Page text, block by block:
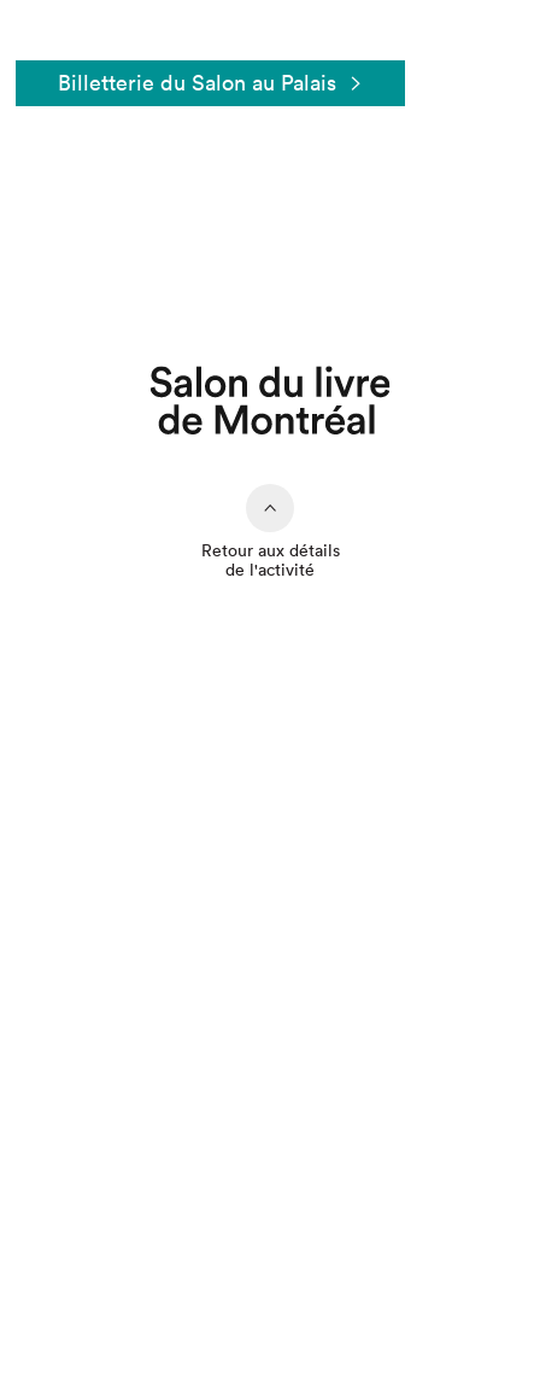
Billetterie du Salon au Palais
Retour aux détails
de l'activité